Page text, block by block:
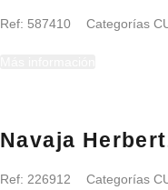
Ref: 587410 Categorías
Navaja
Ref: 226912 Categorías